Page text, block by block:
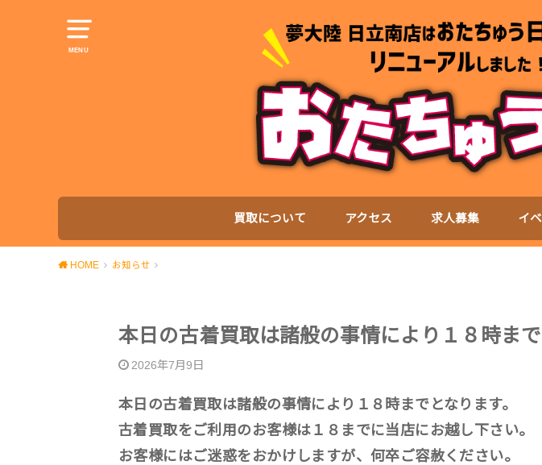
MENU
買取について アクセス 求人募集 イ
HOME お知らせ
本日の古着買取は諸般の事情により１８時まで
2026年7月9日
本日の古着買取は諸般の事情により１８時までとなります。
古着買取をご利用のお客様は１８までに当店にお越し下さい。
お客様にはご迷惑をおかけしますが、何卒ご容赦ください。